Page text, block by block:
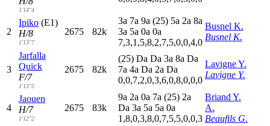
1'14"4
2
Ipiko (E1)
H/8
1'13"7
2675 82k
3a 7a 9a (25) 5a 2a 8a
3a 5a 0a 0a
7,3,1,5,8,2,7,5,0,0,4,0
Busnel K.
Busnel K.
3
Jarfalla
Quick
F/7
1'13"5
2675 82k
(25) Da Da 3a 8a Da
7a 4a Da 2a Da
0,0,7,2,0,3,6,0,8,0,0,0
Lavigne Y.
Lavigne Y.
4
Jaouen
H/7
1'12"2
2675 83k
9a 2a 0a 7a (25) 2a
Da 3a 5a 5a 0a
1,8,0,3,8,0,7,5,5,0,0,3
Briand Y.
A.
Beaufils G.